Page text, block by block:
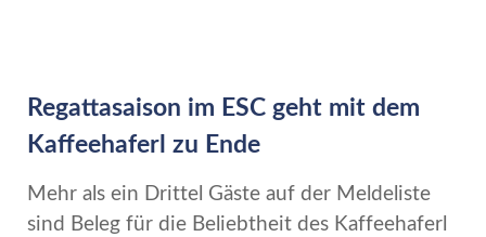
Regattasaison im ESC geht mit dem
Kaffeehaferl zu Ende
Mehr als ein Drittel Gäste auf der Meldeliste
sind Beleg für die Beliebtheit des Kaffeehaferl